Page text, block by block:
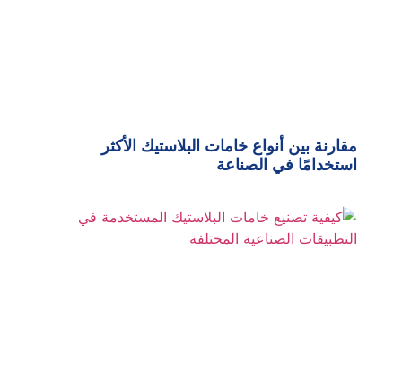
مقارنة بين أنواع خامات البلاستيك الأكثر
استخدامًا في الصناعة